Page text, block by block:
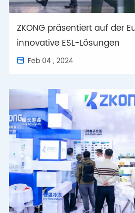
ZKONG präsentiert auf der
innovative ESL-Lösungen
 Feb 04 , 2024